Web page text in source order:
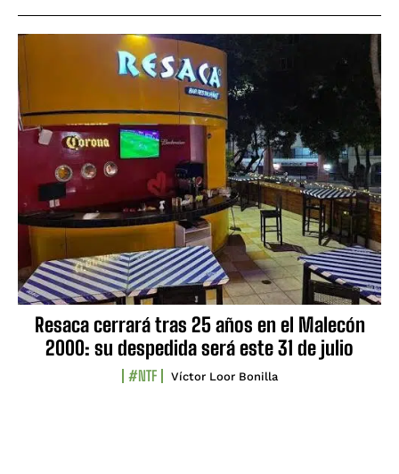
Resaca cerrará tras 25 años en el Malecón
2000: su despedida será este 31 de julio
#NTF Víctor Loor Bonilla